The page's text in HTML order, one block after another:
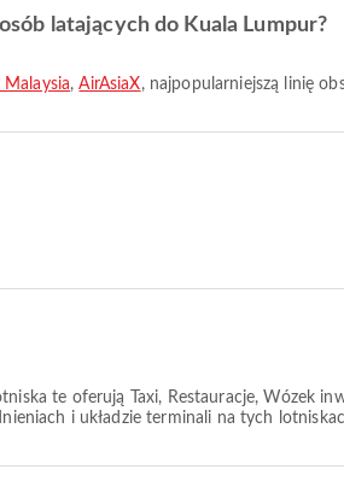
latających do Kuala Lumpur?
Malaysia,AirAsiaX, najpopularniejszą linię
te oferują Taxi, Restauracje, Wózek
i układzie terminali na tych